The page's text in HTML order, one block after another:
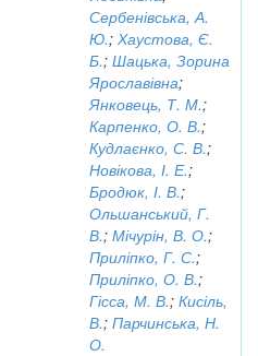
Сербенівська, А.
Ю.; Хаустова, Є.
Б.; Шацька, Зорина
Ярославівна;
Янковець, Т. М.;
Карпенко, О. В.;
Кудлаєнко, С. В.;
Новікова, І. Е.;
Бродюк, І. В.;
Ольшанський, Г.
В.; Мічурін, В. О.;
Приліпко, Г. С.;
Приліпко, О. В.;
Гісса, М. В.; Кисіль,
В.; Парчинська, Н.
О.